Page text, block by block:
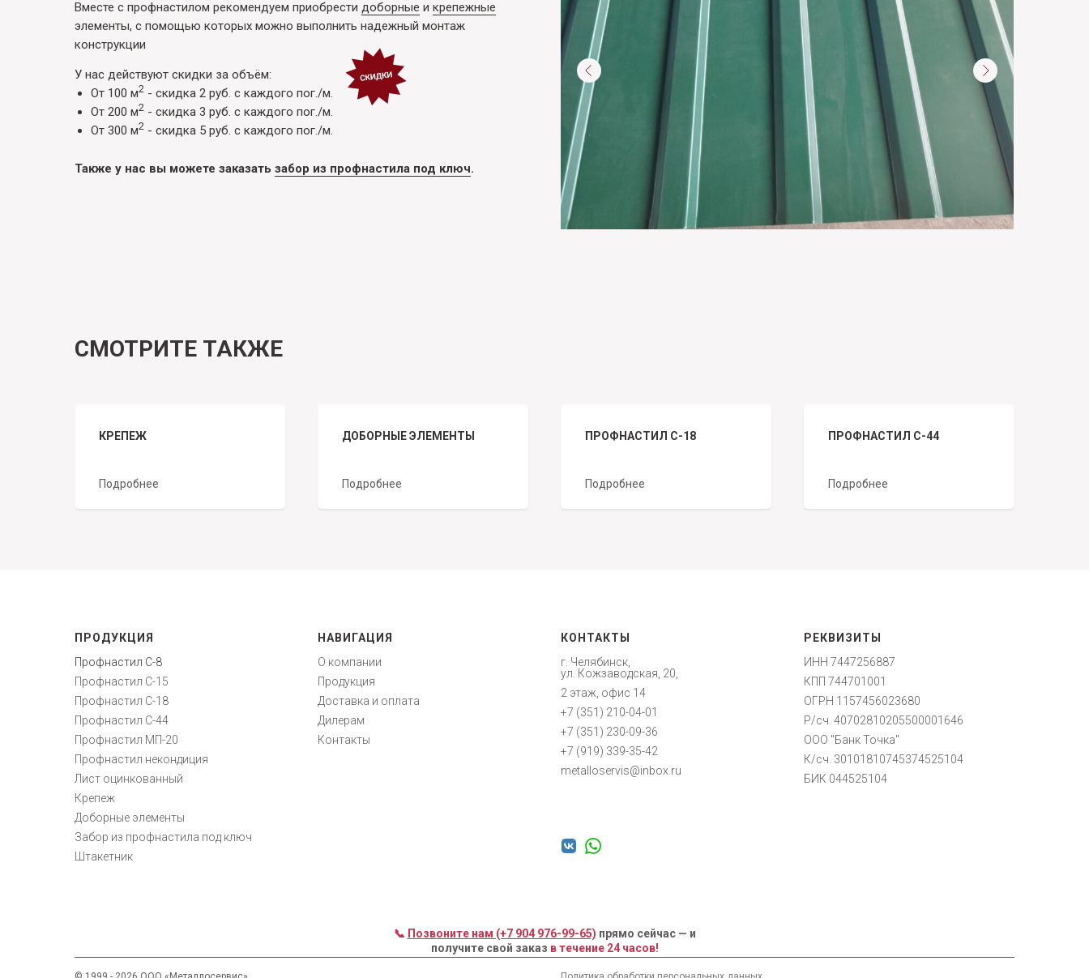
Вместе с профнастилом рекомендуем приобрести доборные и крепежные
элементы, с помощью которых можно выполнить надежный монтаж
конструкции
Также у нас вы можете заказать забор из профнастила под ключ.
У нас действуют скидки за объём:
От 100 м2 - скидка 2 руб. с каждого пог./м.
От 200 м2 - скидка 3 руб. с каждого пог./м.
От 300 м2 - скидка 5 руб. с каждого пог./м.
СМОТРИТЕ ТАКЖЕ
КРЕПЕЖ
Подробнее
ДОБОРНЫЕ ЭЛЕМЕНТЫ
Подробнее
ПРОФНАСТИЛ С-18
Подробнее
ПРОФНАСТИЛ С-44
Подробнее
ПРОДУКЦИЯ
Профнастил С-8
Профнастил С-15
Профнастил С-18
Профнастил С-44
Профнастил МП-20
Профнастил некондиция
Лист оцинкованный
Крепеж
Доборные элементы
Забор из профнастила под ключ
Штакетник
НАВИГАЦИЯ
О компании
Продукция
Доставка и оплата
Дилерам
Контакты
КОНТАКТЫ
г. Челябинск,
ул. Кожзаводская, 20,
2 этаж, офис 14
+7 (351) 210-04-01
+7 (351) 230-09-36
+7 (919) 339-35-42
metalloservis@inbox.ru
РЕКВИЗИТЫ
ИНН 7447256887
КПП 744701001
ОГРН 1157456023680
Р/сч. 40702810205500001646
ООО "Банк Точка"
К/сч. 30101810745374525104
БИК 044525104
📞 Позвоните нам (+7 904 976-99-65) прямо сейчас — и
получите свой заказ в течение 24 часов!